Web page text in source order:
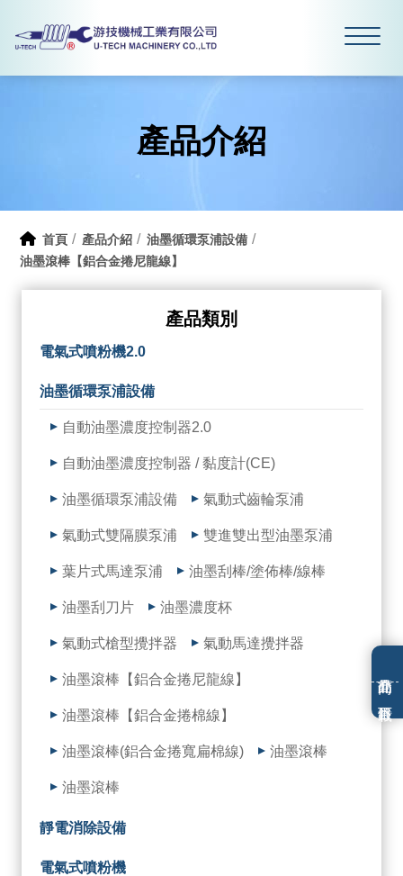
產品介紹
首頁 產品介紹
油墨循環泵浦設備
油墨滾棒【鋁合金捲尼龍線】
產品類別
電氣式噴粉機2.0
油墨循環泵浦設備
自動油墨濃度控制器2.0
自動油墨濃度控制器 / 黏度計(CE)
油墨循環泵浦設備 氣動式齒輪泵浦
氣動式雙隔膜泵浦 雙進雙出型油墨泵浦
葉片式馬達泵浦 油墨刮棒/塗佈棒/線棒
油墨刮刀片 油墨濃度杯
氣動式槍型攪拌器 氣動馬達攪拌器
油墨滾棒【鋁合金捲尼龍線】
油墨滾棒【鋁合金捲棉線】
油墨滾棒(鋁合金捲寬扁棉線) 油墨滾棒
油墨滾棒
靜電消除設備
電氣式噴粉機